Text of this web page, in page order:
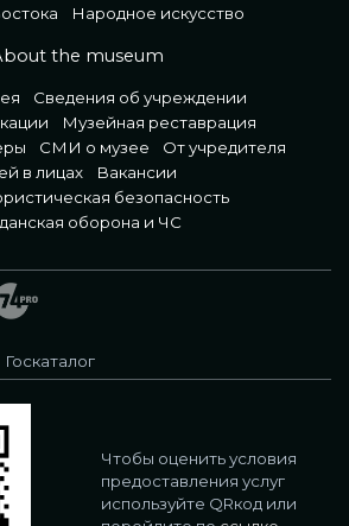
Народное искусство
the museum
Сведения об учреждении
Музейная реставрация
СМИ о музее
От учредителя
в лицах
Вакансии
безопасность
оборона и ЧС
Госкаталог
Чтобы оценить условия
предоставления услуг
используйте QRкод или